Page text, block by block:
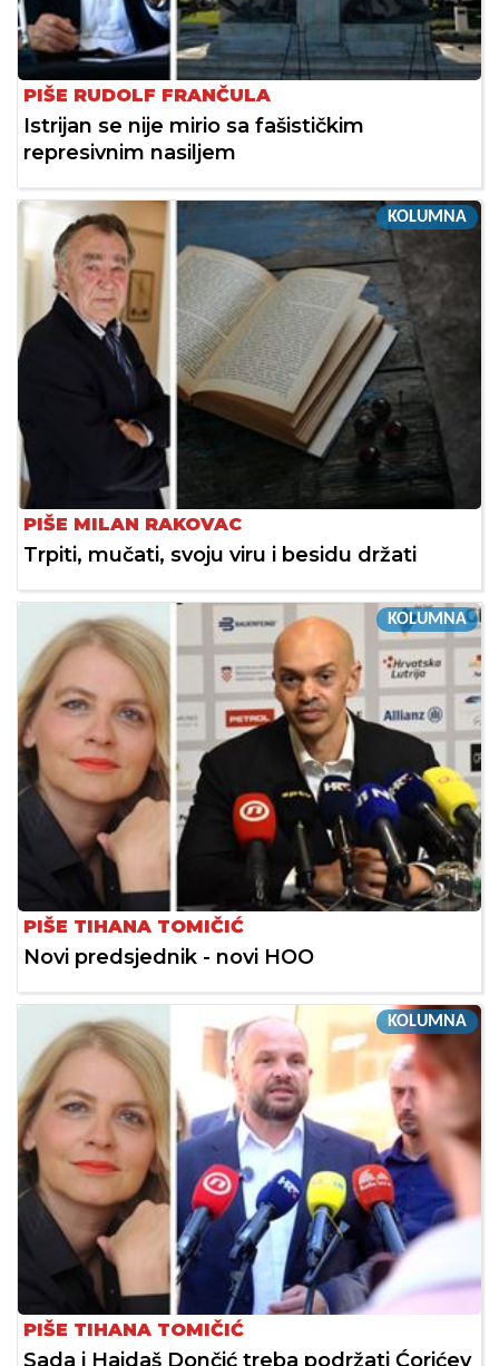
PIŠE RUDOLF FRANČULA
Istrijan se nije mirio sa fašističkim
represivnim nasiljem
KOLUMNA
PIŠE MILAN RAKOVAC
Trpiti, mučati, svoju viru i besidu držati
KOLUMNA
PIŠE TIHANA TOMIČIĆ
Novi predsjednik - novi HOO
KOLUMNA
PIŠE TIHANA TOMIČIĆ
Sada i Hajdaš Dončić treba podržati Ćorićev